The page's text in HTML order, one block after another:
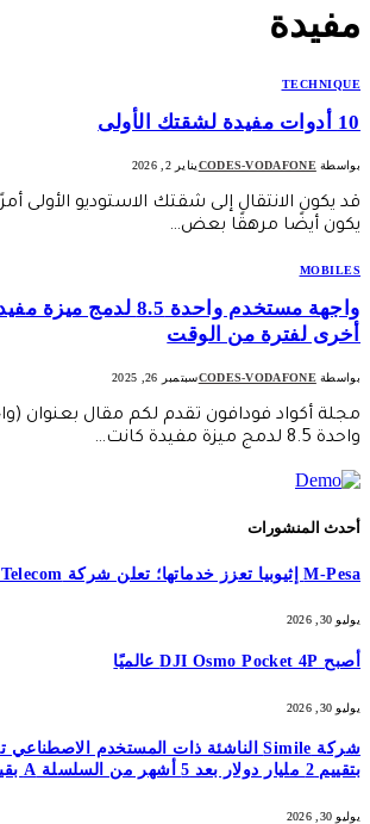
مفيدة
TECHNIQUE
10 أدوات مفيدة لشقتك الأولى
بواسطة CODES-VODAFONEيناير 2, 2026
قد يكون الانتقال إلى شقتك الاستوديو الأولى
يكون أيضًا مرهقًا بعض…
MOBILES
واجهة مستخدم واحدة 8.5
أخرى لفترة من الوقت
بواسطة CODES-VODAFONEسبتمبر 26, 2025
مجلة أكواد فودافون تقدم لكم مقال بعنوان
واحدة 8.5 لدمج ميزة مفيدة كانت…
أحدث المنشورات
M-Pesa إثيوبيا تعزز خدماتها؛ تعلن شركة Ethio Telecom عن نموها
يوليو 30, 2026
أصبح DJI Osmo Pocket 4P عالميًا
يوليو 30, 2026
بتقييم 2 مليار دولار بعد 5 أشهر من السلسلة A بقيمة 100 مليون دولار
يوليو 30, 2026